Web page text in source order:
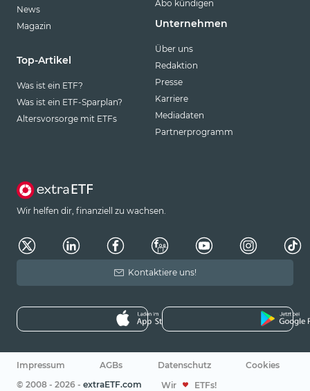
News
Magazin
Top-Artikel
Was ist ein ETF?
Was ist ein ETF-Sparplan?
Altersvorsorge mit ETFs
Abo kündigen
Unternehmen
Über uns
Redaktion
Presse
Karriere
Mediadaten
Partnerprogramm
Wir helfen dir, finanziell zu wachsen.
Kontaktiere uns!
Impressum AGBs Datenschutz
Cookies
© 2008 - 2026 - extraETF.com Wir ETFs!